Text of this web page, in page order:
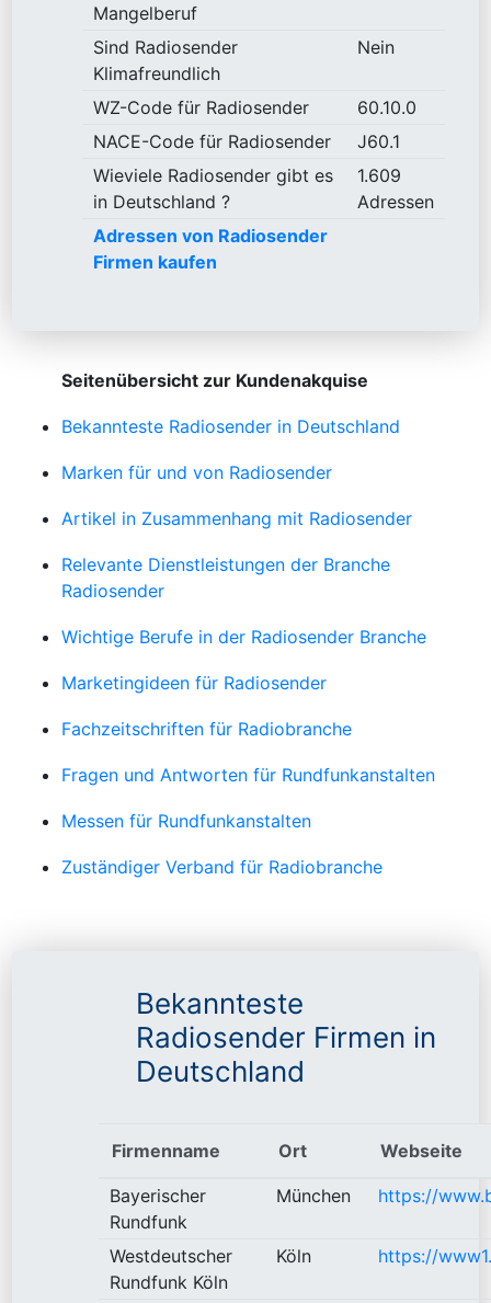
Mangelberuf
Sind Radiosender
Klimafreundlich
Nein
WZ-Code für Radiosender
60.10.0
NACE-Code für Radiosender
J60.1
Wieviele Radiosender gibt es
in Deutschland ?
1.609
Adressen
Adressen von Radiosender
Firmen kaufen
Seitenübersicht zur Kundenakquise
Bekannteste Radiosender in Deutschland
Marken für und von Radiosender
Artikel in Zusammenhang mit Radiosender
Relevante Dienstleistungen der Branche
Radiosender
Wichtige Berufe in der Radiosender Branche
Marketingideen für Radiosender
Fachzeitschriften für Radiobranche
Fragen und Antworten für Rundfunkanstalten
Messen für Rundfunkanstalten
Zuständiger Verband für Radiobranche
Bekannteste
Radiosender Firmen in
Deutschland
Firmenname Ort Webseite
Bayerischer
Rundfunk
München https://
Westdeutscher
Rundfunk Köln
Köln https://